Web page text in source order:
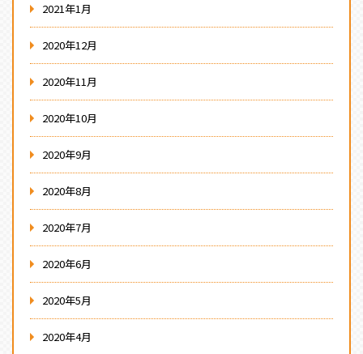
2021年1月
2020年12月
2020年11月
2020年10月
2020年9月
2020年8月
2020年7月
2020年6月
2020年5月
2020年4月